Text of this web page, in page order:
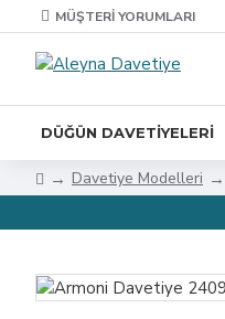
MÜŞTERI YORUMLARI
DÜĞÜN DAVETIYELERI
Davetiye Modelleri